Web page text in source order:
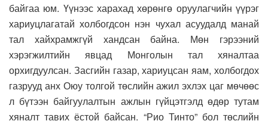
байгаа юм. Үүнээс харахад хөрөнгө оруулагчийн үүрэг
хариуцлагатай холбогдсон нэн чухал асуудалд манай
тал хайхрамжгүй хандсан байна. Мөн гэрээний
хэрэгжилтийн явцад Монголын тал хяналтаа
орхигдуулсан. Засгийн газар, хариуцсан яам, холбогдох
газрууд анх Оюу толгой төслийн ажил эхлэх цаг мөчөөс
л бүтээн байгуулалтын ажлын гүйцэтгэлд өдөр тутам
хяналт тавих ёстой байсан. “Рио Тинто” бол төслийн